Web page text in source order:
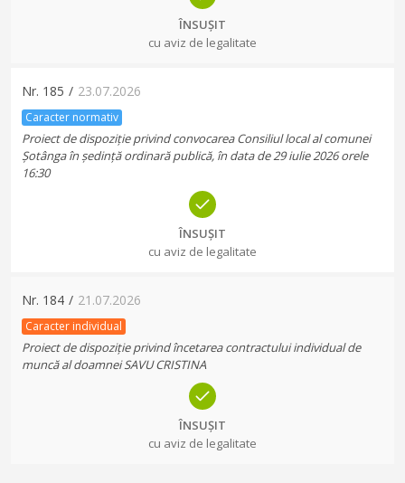
ÎNSUȘIT
cu aviz de legalitate
Nr. 185 / 23.07.2026
Caracter normativ
Proiect de dispoziție privind convocarea Consiliul local al comunei
Șotânga în ședință ordinară publică, în data de 29 iulie 2026 orele
16:30
ÎNSUȘIT
cu aviz de legalitate
Nr. 184 / 21.07.2026
Caracter individual
Proiect de dispoziție privind încetarea contractului individual de
muncă al doamnei SAVU CRISTINA
ÎNSUȘIT
cu aviz de legalitate